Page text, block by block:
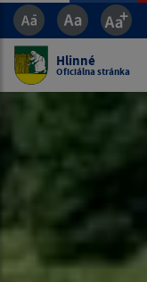
Hlinné
Oficiálna stránka